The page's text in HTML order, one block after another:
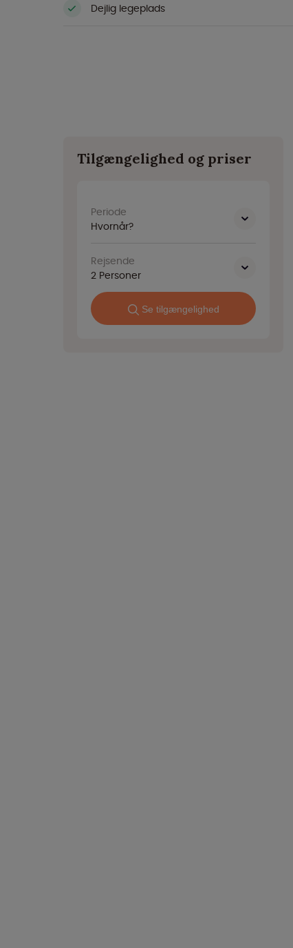
Dejlig legeplads
Tilgængelighed og priser
Periode
Hvornår?
Rejsende
2 Personer
Se tilgængelighed